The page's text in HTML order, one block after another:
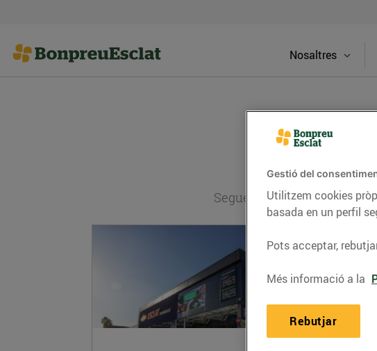
Nosaltres
Segueix l'actualitat dels
Gestió del
Utilitzem cookies
basada en un perfil
Pots acceptar,
Més informació a la
Rebutjar